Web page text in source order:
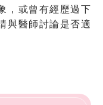
，或曾有經歷過下
與醫師討論是否適